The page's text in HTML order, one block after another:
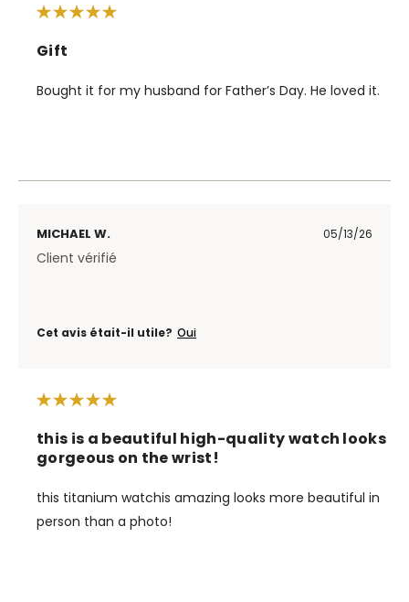
Gift
Bought it for my husband for Father’s Day. He loved it.
MICHAEL W. 05/13/26
Client vérifié
Cet avis était-il utile? Oui
this is a beautiful high-quality watch looks
gorgeous on the wrist!
this titanium watchis amazing looks more beautiful in
person than a photo!